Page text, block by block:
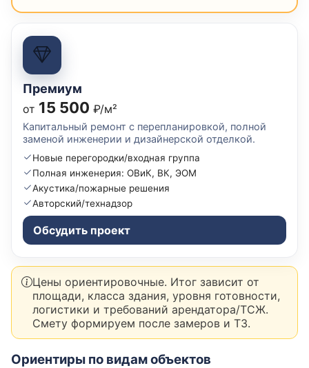
Премиум
от 15 500 ₽/м²
Капитальный ремонт с перепланировкой, полной
заменой инженерии и дизайнерской отделкой.
Новые перегородки/входная группа
Полная инженерия: ОВиК, ВК, ЭОМ
Акустика/пожарные решения
Авторский/технадзор
Обсудить проект
Цены ориентировочные. Итог зависит от
площади, класса здания, уровня готовности,
логистики и требований арендатора/ТСЖ.
Смету формируем после замеров и ТЗ.
Ориентиры по видам объектов